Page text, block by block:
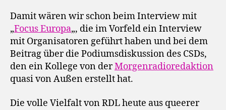
Damit wären wir schon beim Interview mit
„Focus Europa„, die im Vorfeld ein Interview
mit Organisatoren geführt haben und bei dem
Beitrag über die Podiumsdiskussion des CSDs,
den ein Kollege von derMorgenradioredaktion
quasi von Außen erstellt hat.
Die volle Vielfalt von RDL heute aus queerer